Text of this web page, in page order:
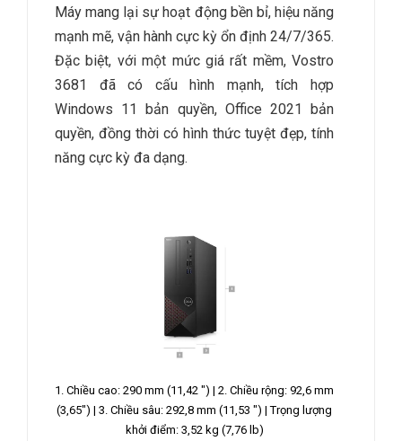
Máy mang lại sự hoạt động bền bỉ, hiệu năng
mạnh mẽ, vận hành cực kỳ ổn định 24/7/365.
Đặc biệt, với một mức giá rất mềm, Vostro
3681 đã có cấu hình mạnh, tích hợp
Windows 11 bản quyền, Office 2021 bản
quyền, đồng thời có hình thức tuyệt đẹp, tính
năng cực kỳ đa dạng.
1. Chiều cao: 290 mm (11,42 ") | 2. Chiều rộng: 92,6 mm
(3,65") | 3. Chiều sâu: 292,8 mm (11,53 ") | Trọng lượng
khởi điểm: 3,52 kg (7,76 lb)